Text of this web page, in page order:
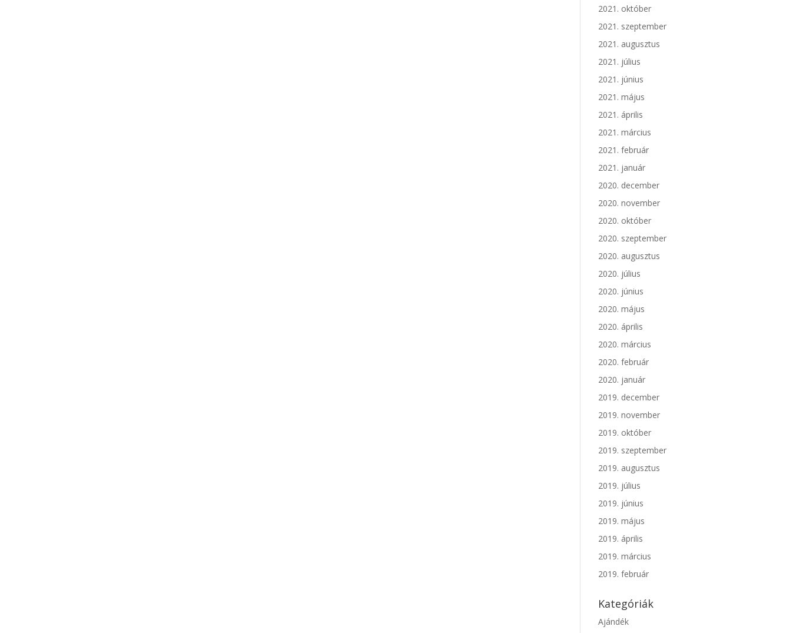
2021. október
2021. szeptember
2021. augusztus
2021. július
2021. június
2021. május
2021. április
2021. március
2021. február
2021. január
2020. december
2020. november
2020. október
2020. szeptember
2020. augusztus
2020. július
2020. június
2020. május
2020. április
2020. március
2020. február
2020. január
2019. december
2019. november
2019. október
2019. szeptember
2019. augusztus
2019. július
2019. június
2019. május
2019. április
2019. március
2019. február
Kategóriák
Ajándék